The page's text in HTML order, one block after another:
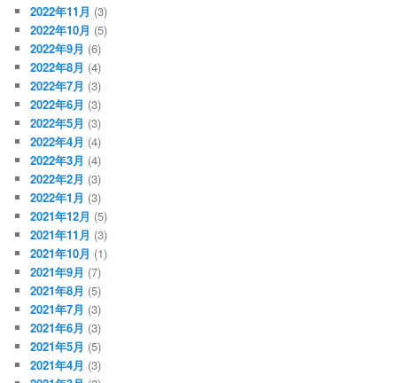
2022年11月 (3)
2022年10月 (5)
2022年9月 (6)
2022年8月 (4)
2022年7月 (3)
2022年6月 (3)
2022年5月 (3)
2022年4月 (4)
2022年3月 (4)
2022年2月 (3)
2022年1月 (3)
2021年12月 (5)
2021年11月 (3)
2021年10月 (1)
2021年9月 (7)
2021年8月 (5)
2021年7月 (3)
2021年6月 (3)
2021年5月 (5)
2021年4月 (3)